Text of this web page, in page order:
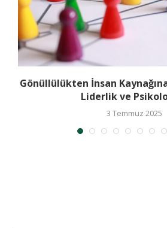
Gönüllülükten İnsan
Liderlik ve
3 Temmuz 2025